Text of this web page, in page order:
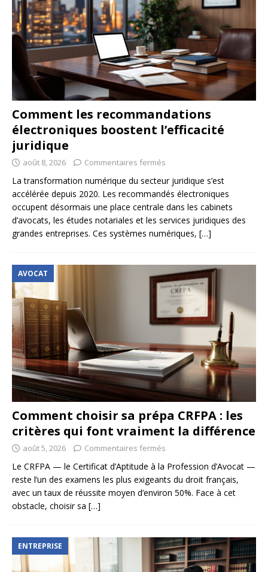
Comment les recommandations
électroniques boostent l’efficacité
juridique
août 8, 2026 Commentaires fermés
La transformation numérique du secteur juridique s’est
accélérée depuis 2020. Les recommandés électroniques
occupent désormais une place centrale dans les cabinets
d’avocats, les études notariales et les services juridiques des
grandes entreprises. Ces systèmes numériques, […]
AVOCAT
Comment choisir sa prépa CRFPA : les
critères qui font vraiment la différence
août 5, 2026 Commentaires fermés
Le CRFPA — le Certificat d’Aptitude à la Profession d’Avocat —
reste l’un des examens les plus exigeants du droit français,
avec un taux de réussite moyen d’environ 50%. Face à cet
obstacle, choisir sa […]
ENTREPRISE